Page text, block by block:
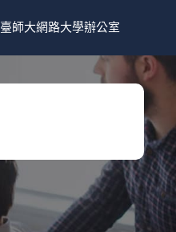
臺師大網路大學辦公室